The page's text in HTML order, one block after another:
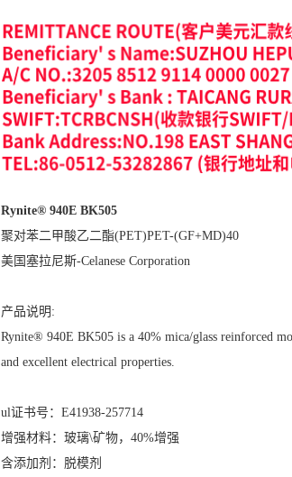
Rynite® 940E BK505
聚对苯二甲酸乙二酯(PET)PET-(GF+MD)40
美国塞拉尼斯-Celanese Corporation
产品说明:
Rynite® 940E BK505 is a 40% mica/glass reinforced
and excellent electrical properties.
ul证书号：E41938-257714
增强材料：玻璃\矿物，40%增强
含添加剂：脱模剂